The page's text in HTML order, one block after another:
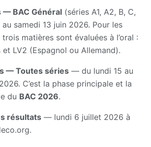
— BAC Général (séries A1, A2, B, C,
samedi 13 juin 2026. Pour les
matières sont évaluées à l’oral :
et LV2 (Espagnol ou Allemand).
— Toutes séries — du lundi 15 au
C’est la phase principale et la
du BAC 2026.
résultats — lundi 6 juillet 2026 à